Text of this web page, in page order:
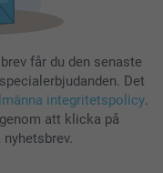
får du den senaste
Det
integritetspolicy.
att klicka på